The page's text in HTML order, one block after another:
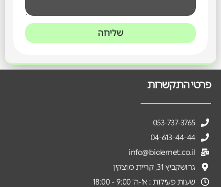
שליחה
פרטי התקשרות
053-737-3765
04-613-44-44
info@bidernet.co.il
גרושקביץ 31, קריית מוצקין
שעות פעילות : א'-ה' 9:00 - 18:00